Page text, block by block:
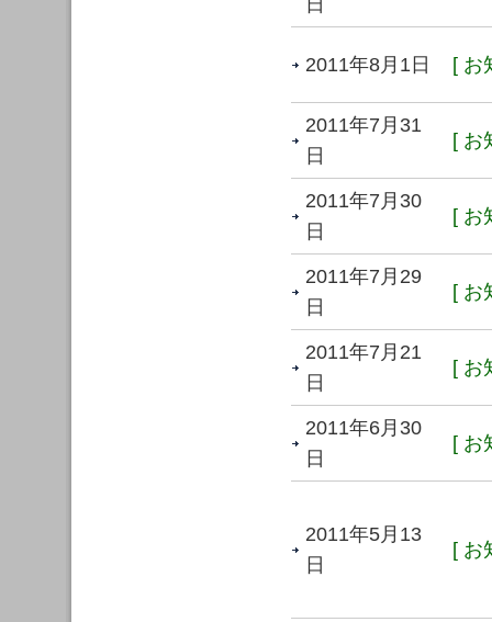
日
2011年8月1日 [ お
2011年7月31
日
[ お
2011年7月30
日
[ お
2011年7月29
日
[ お
2011年7月21
日
[ お
2011年6月30
日
[ お
2011年5月13
日
[ お